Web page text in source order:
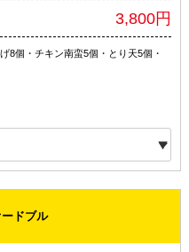
3,800円
8個・チキン南蛮5個・とり天5個・
ドブル